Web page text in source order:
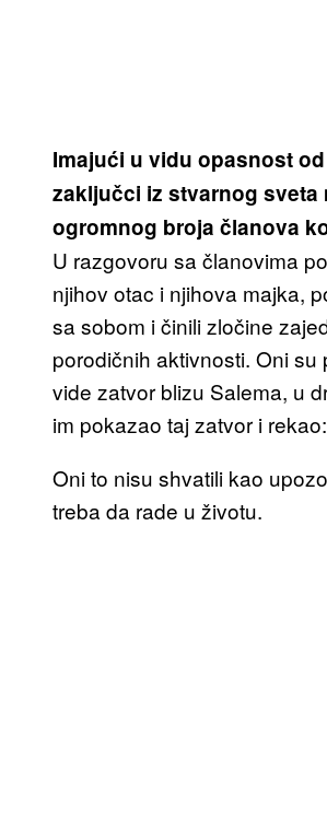
Imajući u vidu opasnost
zaključci iz stvarnog
ogromnog broja članova
U razgovoru sa članovima
njihov otac i njihova majka,
sa sobom i činili zločine
porodičnih aktivnosti. Oni
vide zatvor blizu Salema, u
im pokazao taj zatvor i
Oni to nisu shvatili kao
treba da rade u životu.